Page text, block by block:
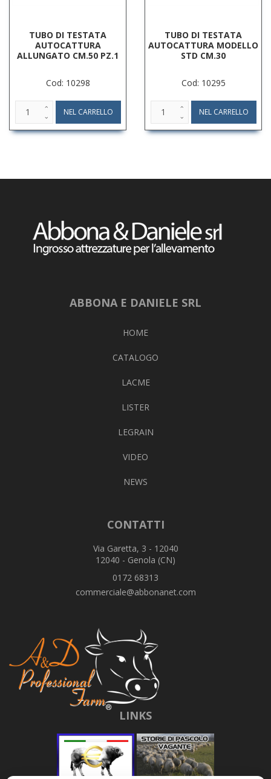
TUBO DI TESTATA
AUTOCATTURA
ALLUNGATO CM.50 PZ.1
Cod: 10298
TUBO DI TESTATA
AUTOCATTURA MODELLO
STD CM.30
Cod: 10295
ABBONA E DANIELE SRL
HOME
CATALOGO
LACME
LISTER
LEGRAIN
VIDEO
NEWS
CONTATTI
Via Garetta, 3 - 12040
12040 - Genola (CN)
0172 68313
commerciale@abbonanet.com
LINKS